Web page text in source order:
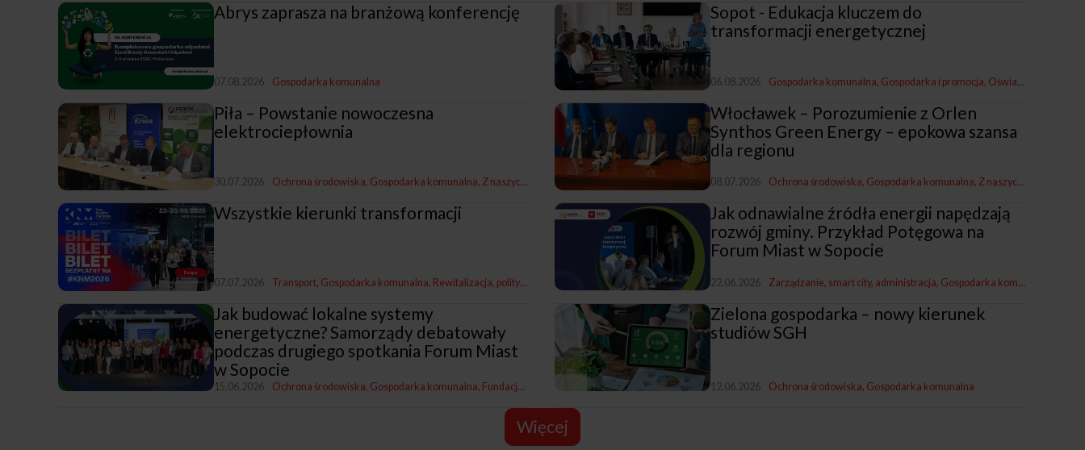
Abrys zaprasza na branżową konferencję
07.08.2026 Gospodarka komunalna
Sopot - Edukacja kluczem do
transformacji energetycznej
06.08.2026 Gospodarka komunalna Gospodarka i promocja Oświata
Piła – Powstanie nowoczesna
elektrociepłownia
30.07.2026 Ochrona środowiska Gospodarka komunalna Z naszych miast
Włocławek – Porozumienie z Orlen
Synthos Green Energy – epokowa szansa
dla regionu
08.07.2026 Ochrona środowiska Gospodarka komunalna Z naszych miast
Wszystkie kierunki transformacji
07.07.2026 Transport Gospodarka komunalna Rewitalizacja, polityka miejska i rozwój Gospodarka i promocja
Jak odnawialne źródła energii napędzają
rozwój gminy. Przykład Potęgowa na
Forum Miast w Sopocie
22.06.2026 Zarządzanie, smart city, administracja Gospodarka komunalna
Jak budować lokalne systemy
energetyczne? Samorządy debatowały
podczas drugiego spotkania Forum Miast
w Sopocie
15.06.2026 Ochrona środowiska Gospodarka komunalna Fundacja Miasto
Zielona gospodarka – nowy kierunek
studiów SGH
12.06.2026 Ochrona środowiska Gospodarka komunalna
Więcej